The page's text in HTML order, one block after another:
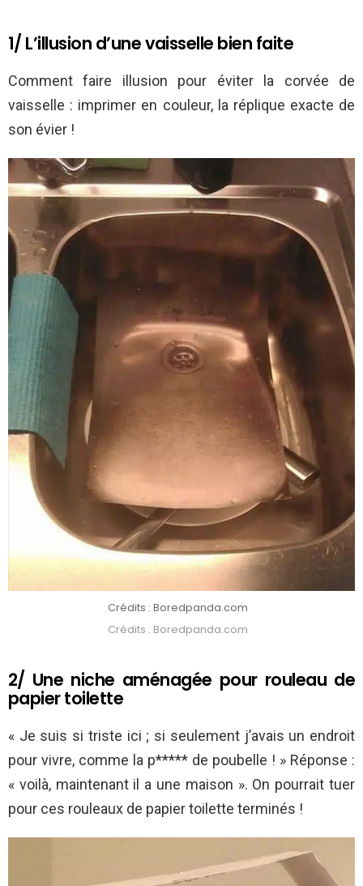
1/ L’illusion d’une vaisselle bien faite
Comment faire illusion pour éviter la corvée de
vaisselle : imprimer en couleur, la réplique exacte de
son évier !
Crédits : Boredpanda.com
Crédits : Boredpanda.com
2/ Une niche aménagée pour rouleau de
papier toilette
« Je suis si triste ici ; si seulement j’avais un endroit
pour vivre, comme la p***** de poubelle ! » Réponse :
« voilà, maintenant il a une maison ». On pourrait tuer
pour ces rouleaux de papier toilette terminés !